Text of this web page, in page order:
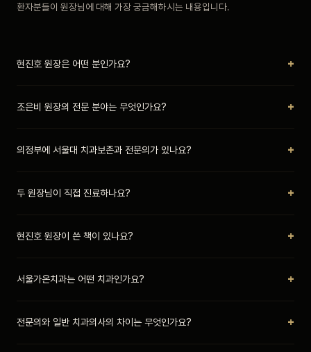
환자분들이 원장님에 대해 가장 궁금해하시는 내용입니다.
현진호 원장은 어떤 분인가요? +
인증 통합치의학과 전문의입니다. 10년 이상 강남 및 서울 주요 치과에서
조은비 원장의 전문 분야는 무엇인가요? +
전문의입니다. 전체 치과의사 34,000명 중 약 800명(2.5%)에 불과한 희귀 전문
의정부에 서울대 치과보존과 전문의가 있나요? +
전문의입니다. 서울대 치과병원에서 4년간 전공의 수련을 완료하고, 치의학대학원
두 원장님이 직접 진료하나요? +
책임집니다. 임플란트·심미치료는 현진호 원장이, 신경치료·자연치아 보존은
현진호 원장이 쓴 책이 있나요? +
수술 과정, 유지 관리까지 전반적인 정보를 환자 눈높이에서 쉽게 설명한 책으로,
서울가온치과는 어떤 치과인가요? +
직접 진료합니다. '가온'은 대표원장 딸의 이름으로 '세상의 중심'이라는 뜻입니다.
전문의와 일반 치과의사의 차이는 무엇인가요? +